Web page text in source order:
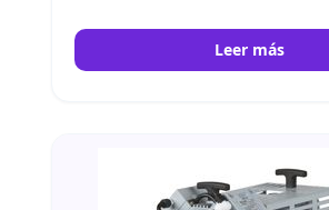
Leer más